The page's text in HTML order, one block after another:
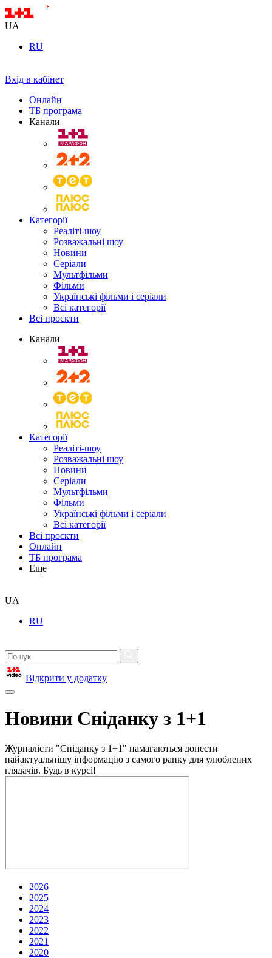
UA
RU
Вхід в кабінет
Онлайн
ТБ програма
Канали
Категорії
Реаліті-шоу
Розважальні шоу
Новини
Серіали
Мультфільми
Фільми
Українські фільми і серіали
Всі категорії
Всі проєкти
Канали
Категорії
Реаліті-шоу
Розважальні шоу
Новини
Серіали
Мультфільми
Фільми
Українські фільми і серіали
Всі категорії
Всі проєкти
Онлайн
ТБ програма
Еще
UA
RU
Відкрити у додатку
Новини Сніданку з 1+1
Журналісти "Сніданку з 1+1" намагаються донести
найактуальнішу інформацію з самого ранку для улюблених
глядачів. Будь в курсі!
2026
2025
2024
2023
2022
2021
2020